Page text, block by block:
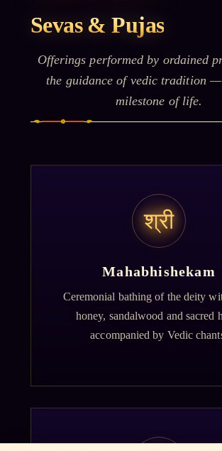
Sevas & Pujas
Offerings performed by ordained
the guidance of vedic tradition
milestone of life.
श्री
Mahabhishekam
Ceremonial bathing of the deity
honey, sandalwood and sacred
accompanied by Vedic